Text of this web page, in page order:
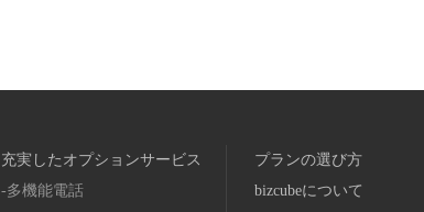
充実したオプションサービス
多機能電話
プランの選び方
bizcubeについて